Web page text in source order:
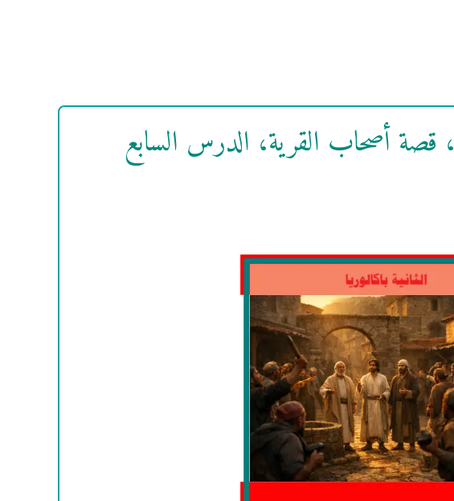
سورة يس الآيات 12-28، قصة أصحاب القرية، الدرس السابع